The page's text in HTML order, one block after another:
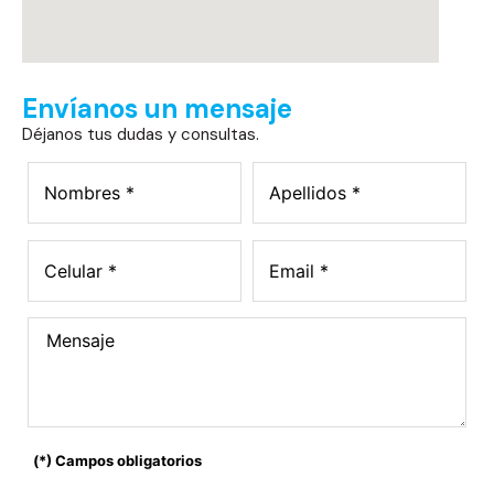
Envíanos un mensaje
Déjanos tus dudas y consultas.
(*) Campos obligatorios